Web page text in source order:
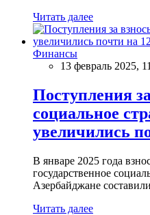
Читать далее
Финансы
13 февраль 2025,
Поступления
социальное
увеличились
В январе 2025 года
государственное
Азербайджане
Читать далее